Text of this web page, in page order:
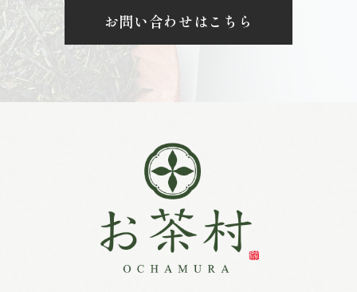
お問い合わせはこちら